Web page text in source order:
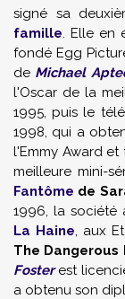
signé sa
famille. Elle en
fondé Egg
de Michael
l'Oscar de la
1995, puis le
1998, qui a
l'Emmy Award
meilleure mini-
Fantôme de
1996, la société
La Haine, aux
The Dangerous
Fosterest
a obtenu son